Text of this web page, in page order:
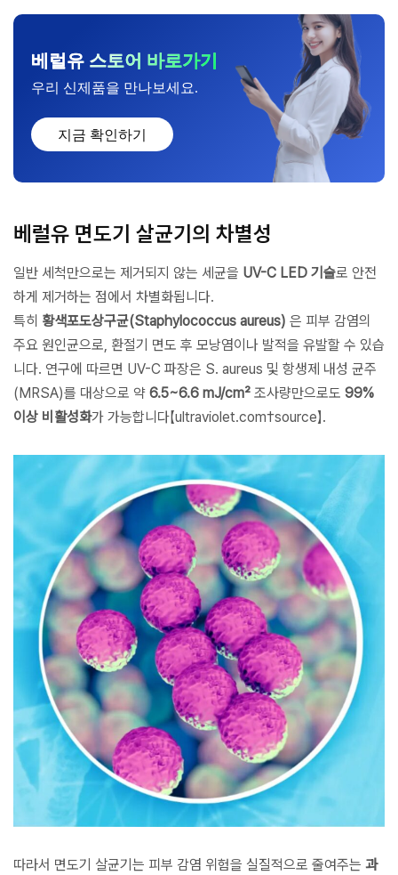
베럴유 스토어 바로가기
우리 신제품을 만나보세요.
지금 확인하기
베럴유 면도기 살균기의 차별성
일반 세척만으로는 제거되지 않는 세균을 UV-C LED 기술로 안전
하게 제거하는 점에서 차별화됩니다.
특히 황색포도상구균(Staphylococcus aureus) 은 피부 감염의
주요 원인균으로, 환절기 면도 후 모낭염이나 발적을 유발할 수 있습
니다. 연구에 따르면 UV-C 파장은 S. aureus 및 항생제 내성 균주
(MRSA)를 대상으로 약 6.5~6.6 mJ/cm² 조사량만으로도 99%
이상 비활성화가 가능합니다【ultraviolet.com†source】.
따라서 면도기 살균기는 피부 감염 위험을 실질적으로 줄여주는 과